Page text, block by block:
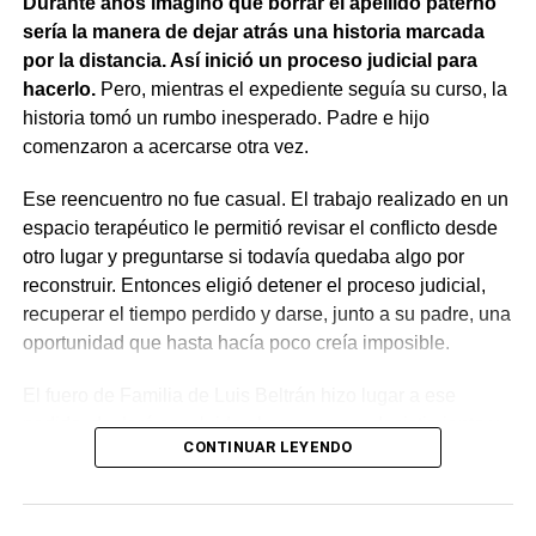
resultaba aplicable.
El fallo aclaró que el archivo de la causa
contravencional no impide que el dueño del perro
lesionado reclame por la vía civil una indemnización
por los daños que considere haber sufrido.
sería la manera de dejar atrás una historia marcada
por la distancia. Así inició un proceso judicial para
hacerlo.Pero, mientras el expediente seguía su curso, la
historia tomó un rumbo inesperado. Padre e hijo
comenzaron a acercarse otra vez.
Ese reencuentro no fue casual. El trabajo realizado en un
espacio terapéutico le permitió revisar el conflicto desde
otro lugar y preguntarse si todavía quedaba algo por
reconstruir. Entonces eligió detener el proceso judicial,
recuperar el tiempo perdido y darse, junto a su padre, una
oportunidad que hasta hacía poco creía imposible.
pedido, declaró concluido el proceso por desistimiento y
ordenó el archivo de las actuaciones. La jueza consideró
la legislación para poner fin al expediente.
CONTINUAR LEYENDO